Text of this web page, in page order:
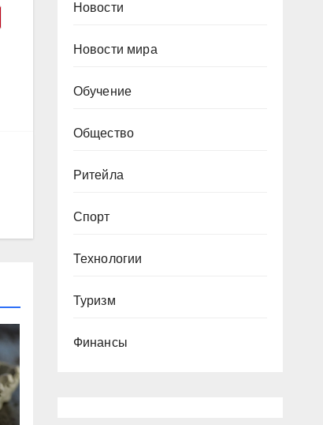
Новости
Новости мира
Обучение
Общество
Ритейла
Спорт
Технологии
Туризм
Финансы